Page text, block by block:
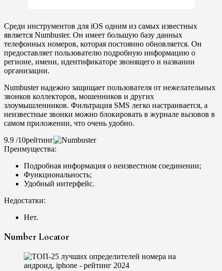
Среди инструментов для iOS одним из самых известных
является Numbuster. Он имеет большую базу данных
телефонных номеров, которая постоянно обновляется. Он
предоставляет пользователю подробную информацию о
регионе, имени, идентификаторе звонящего и названии
организации.
Numbuster надежно защищает пользователя от нежелательных
звонков коллекторов, мошенников и других
злоумышленников. Фильтрация SMS легко настраивается, а
неизвестные звонки можно блокировать в журнале вызовов в
самом приложении, что очень удобно.
9.9 /10рейтинг
Преимущества:
Подробная информация о неизвестном соединении;
Функциональность;
Удобный интерфейс.
Недостатки:
Нет.
Number Locator